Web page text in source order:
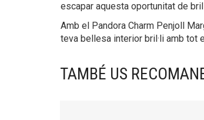
escapar aquesta oportunitat de
Amb el Pandora Charm Penjoll
teva bellesa interior bril·li amb tot
TAMBÉ US